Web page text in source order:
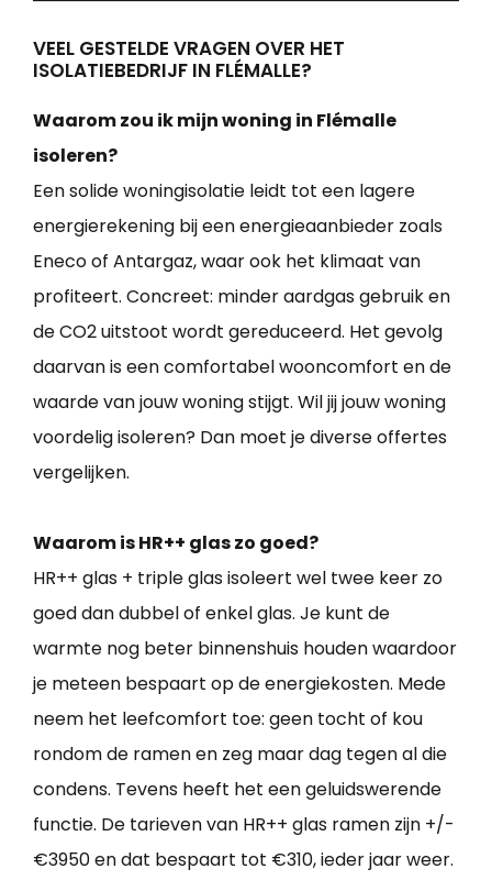
VEEL GESTELDE VRAGEN OVER HET
ISOLATIEBEDRIJF IN FLÉMALLE?
Waarom zou ik mijn woning in Flémalle
isoleren?
Een solide woningisolatie leidt tot een lagere
energierekening bij een energieaanbieder zoals
Eneco of Antargaz, waar ook het klimaat van
profiteert. Concreet: minder aardgas gebruik en
de CO2 uitstoot wordt gereduceerd. Het gevolg
daarvan is een comfortabel wooncomfort en de
waarde van jouw woning stijgt. Wil jij jouw woning
voordelig isoleren? Dan moet je diverse offertes
vergelijken.
Waarom is HR++ glas zo goed?
HR++ glas + triple glas isoleert wel twee keer zo
goed dan dubbel of enkel glas. Je kunt de
warmte nog beter binnenshuis houden waardoor
je meteen bespaart op de energiekosten. Mede
neem het leefcomfort toe: geen tocht of kou
rondom de ramen en zeg maar dag tegen al die
condens. Tevens heeft het een geluidswerende
functie. De tarieven van HR++ glas ramen zijn +/-
€3950 en dat bespaart tot €310, ieder jaar weer.